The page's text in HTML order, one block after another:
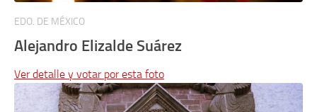
EDO. DE MÉXICO
Alejandro Elizalde Suárez
Ver detalle y votar por esta foto